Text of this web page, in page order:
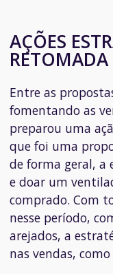
AÇÕES
Entre as
fomentando as
preparou uma
que foi uma
de forma geral, a
e doar um
comprado. Com
nesse período,
arejados, a
nas vendas,